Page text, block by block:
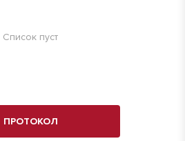
Список пуст
ПРОТОКОЛ